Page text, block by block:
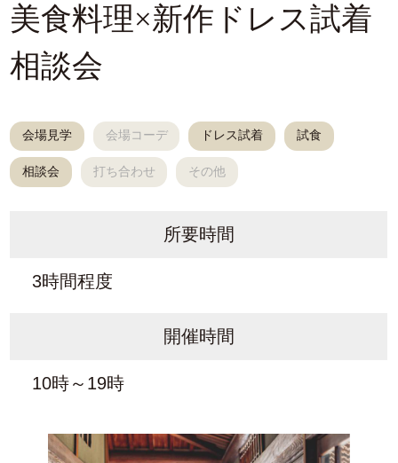
美食料理×新作ドレス試着
相談会
会場見学 会場コーデ ドレス試着 試食
相談会 打ち合わせ その他
所要時間
3時間程度
開催時間
10時～19時